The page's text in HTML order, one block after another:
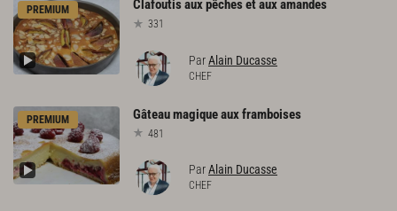
PREMIUM Clafoutisauxpêchesetauxamandes
331
ParAlain Ducasse
CHEF
PREMIUM Gâteaumagiqueauxframboises
481
ParAlain Ducasse
CHEF